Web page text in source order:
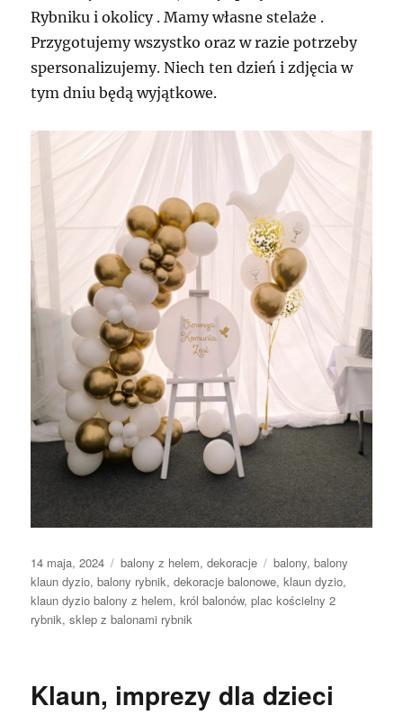
Rybniku i okolicy . Mamy własne stelaże .
Przygotujemy wszystko oraz w razie potrzeby
spersonalizujemy. Niech ten dzień i zdjęcia w
tym dniu będą wyjątkowe.
Data
publikacji
14 maja, 2024 Kategorie
balony z helem,dekoracje Tagi
balony,balony
klaun dyzio,balony rybnik,dekoracje balonowe,klaun dyzio,
klaun dyzio balony z helem,król balonów,plac kościelny 2
rybnik,sklep z balonami rybnik
Klaun, imprezy dla dzieci